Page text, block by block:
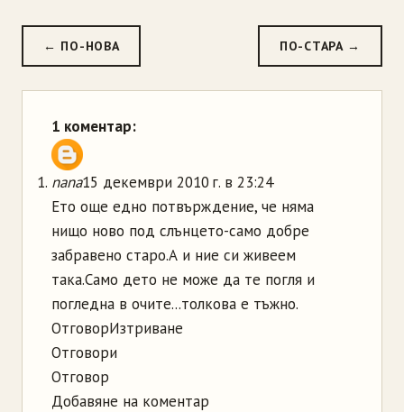
← ПО-НОВА ПО-СТАРА →
1 коментар:
nana15 декември 2010 г. в 23:24
Ето още едно потвърждение, че няма
нищо ново под слънцето-само добре
забравено старо.А и ние си живеем
така.Само дето не може да те погля и
погледна в очите...толкова е тъжно.
ОтговорИзтриване
Отговори
Отговор
Добавяне на коментар